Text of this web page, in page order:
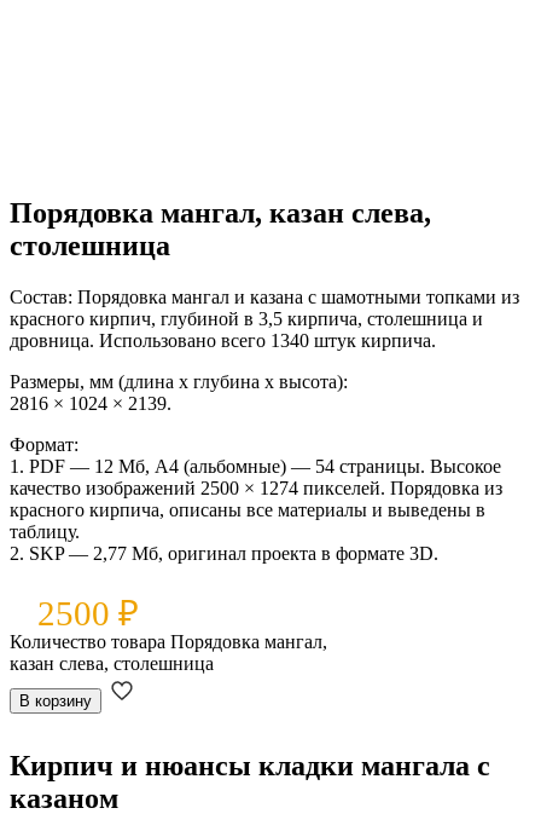
Порядовка мангал, казан слева,
столешница
Состав: Порядовка мангал и казана с шамотными топками из
красного кирпич, глубиной в 3,5 кирпича, столешница и
дровница. Использовано всего 1340 штук кирпича.
Размеры, мм (длина x глубина x высота):
2816 × 1024 × 2139.
Формат:
1. PDF — 12 Мб, А4 (альбомные) — 54 страницы. Высокое
качество изображений 2500 × 1274 пикселей. Порядовка из
красного кирпича, описаны все материалы и выведены в
таблицу.
2. SKP — 2,77 Мб, оригинал проекта в формате 3D.
2500 ₽
Количество товара Порядовка мангал,
казан слева, столешница
В корзину
Кирпич и нюансы кладки мангала с
казаном